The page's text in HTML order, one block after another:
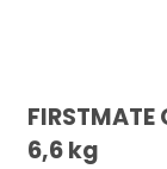
FIRSTMATE
6,6 kg